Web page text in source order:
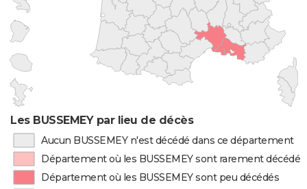
Les BUSSEMEY par lieu de décès
Aucun BUSSEMEY n'est décédé dans ce département
Département où les BUSSEMEY sont rarement décédés
Département où les BUSSEMEY sont peu décédés